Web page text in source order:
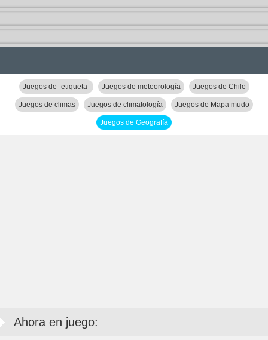
Juegos de -etiqueta- Juegos de meteorología Juegos de Chile
Juegos de climas Juegos de climatología Juegos de Mapa mudo
Juegos de Geografía
Ahora en juego: